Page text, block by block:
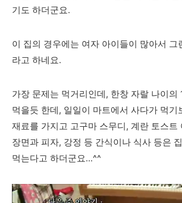
기도 하더군요.
이 집의 경우에는 여자 아이들이 많아서 그
라고 하네요.
가장 문제는 먹거리인데, 한창 자랄 나이의
먹을듯 한데, 일일이 마트에서 사다가 먹기
재료를 가지고 고구마 스무디, 계란 토스트
장면과 피자, 강정 등 간식이나 식사 등은
먹는다고 하더군요...^^